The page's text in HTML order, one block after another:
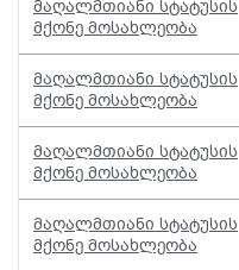
მაღალმთიანი სტატუსის
მქონე მოსახლეობა
მაღალმთიანი სტატუსის
მქონე მოსახლეობა
მაღალმთიანი სტატუსის
მქონე მოსახლეობა
მაღალმთიანი სტატუსის
მქონე მოსახლეობა